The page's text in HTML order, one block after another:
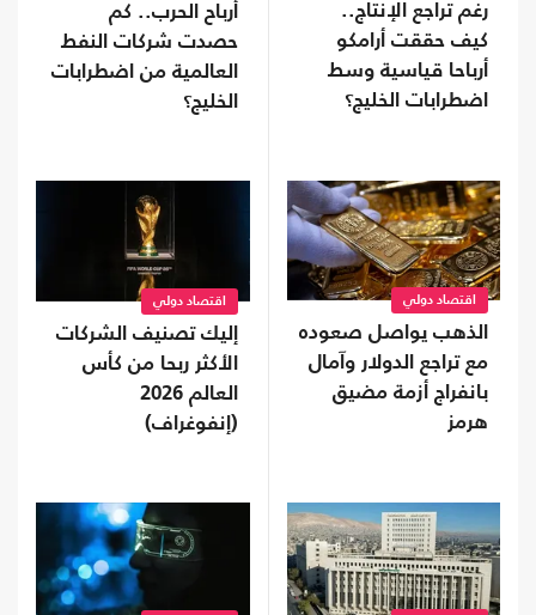
رغم تراجع الإنتاج..
كيف حققت أرامكو
أرباحا قياسية وسط
اضطرابات الخليج؟
أرباح الحرب.. كم
حصدت شركات النفط
العالمية من اضطرابات
الخليج؟
اقتصاد دولي
الذهب يواصل صعوده
مع تراجع الدولار وآمال
بانفراج أزمة مضيق
هرمز
اقتصاد دولي
إليك تصنيف الشركات
الأكثر ربحا من كأس
العالم 2026
(إنفوغراف)